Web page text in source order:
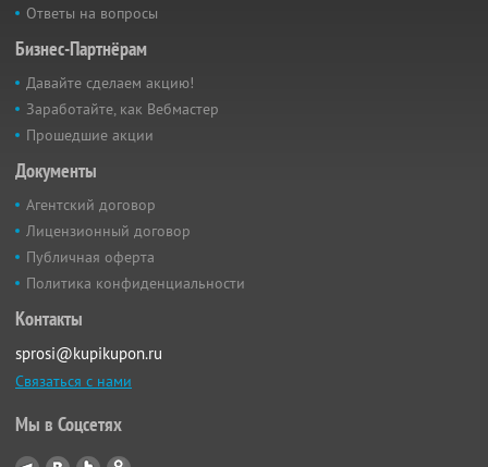
Ответы на вопросы
Бизнес-Партнёрам
Давайте сделаем акцию!
Заработайте, как Вебмастер
Прошедшие акции
Документы
Агентский договор
Лицензионный договор
Публичная оферта
Политика конфиденциальности
Контакты
sprosi@kupikupon.ru
Связаться с нами
Мы в Соцсетях